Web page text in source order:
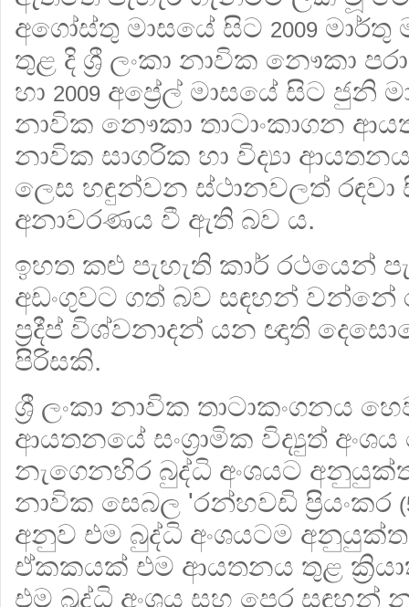
අගෝස්තු මාසයේ සිට 2009 මාර්තු
තුළ දි ශ්‍රී ලංකා නාවික නෞකා
හා 2009 අප්‍රේල් මාසයේ සිට ජුනි
නාවික නෞකා තාටාංකාගන
නාවික සාගරික හා විද්‍යා
ලෙස හඳුන්වන ස්ථානවලත්
අනාවරණය වී ඇති බව ය.
ඉහත කළු පැහැති කාර් රථයෙන්
අඩංගුවට ගත් බව සඳහන් වන්නේ
ප්‍රදීප් විශ්වනාදන් යන ඥාති
පිරිසකි.
ශ්‍රී ලංකා නාවික තාටාකංගනය
ආයතනයේ සංග්‍රාමික විද්‍යුත්
නැගෙනහිර බුද්ධි අංශයට
නාවික සෙබල 'රන්හවඩි ප්‍රියංකර
අනුව එම බුද්ධි අංශයටම
ඒකකයක් එම ආයතනය තුළ
එම බුද්ධි අංශය සහ පෙර සඳහන්